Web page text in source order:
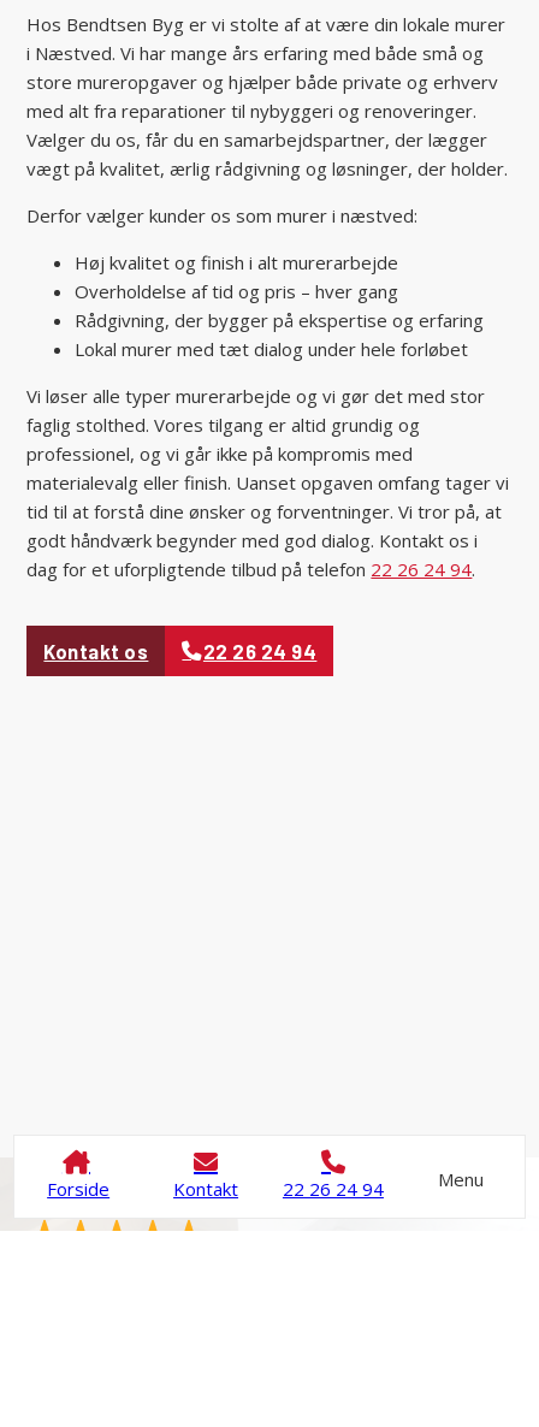
Forside Kontakt 22 26 24 94 Menu
Hos Bendtsen Byg er vi stolte af at være din lokale murer
i Næstved. Vi har mange års erfaring med både små og
store mureropgaver og hjælper både private og erhverv
med alt fra reparationer til nybyggeri og renoveringer.
Vælger du os, får du en samarbejdspartner, der lægger
vægt på kvalitet, ærlig rådgivning og løsninger, der holder.
Derfor vælger kunder os som murer i næstved:
Høj kvalitet og finish i alt murerarbejde
Overholdelse af tid og pris – hver gang
Rådgivning, der bygger på ekspertise og erfaring
Lokal murer med tæt dialog under hele forløbet
Vi løser alle typer murerarbejde og vi gør det med stor
faglig stolthed. Vores tilgang er altid grundig og
professionel, og vi går ikke på kompromis med
materialevalg eller finish. Uanset opgaven omfang tager vi
tid til at forstå dine ønsker og forventninger. Vi tror på, at
godt håndværk begynder med god dialog. Kontakt os i
dag for et uforpligtende tilbud på telefon 22 26 24 94.
Kontakt os 22 26 24 94